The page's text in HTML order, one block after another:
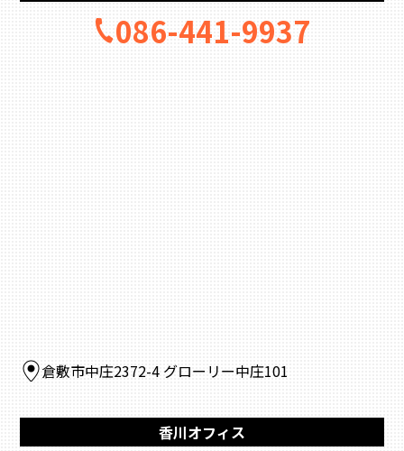
086-441-9937
倉敷市中庄2372-4 グローリー中庄101
香川オフィス